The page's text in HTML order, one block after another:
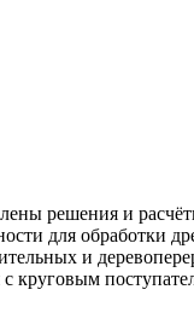
решения и
для обработки
и
с круговым